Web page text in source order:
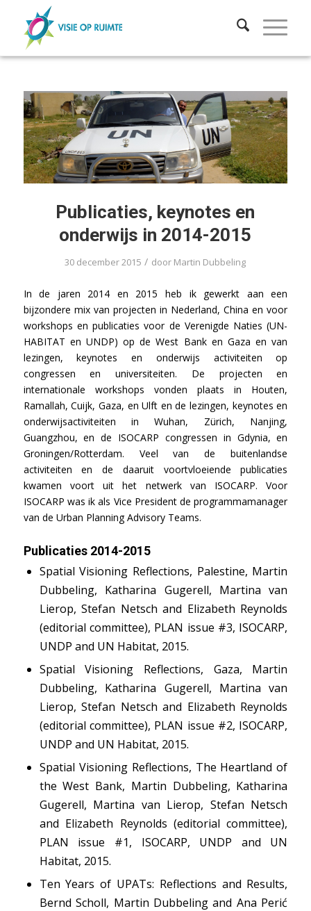
Publicaties, keynotes en
onderwijs in 2014-2015
30 december 2015 / door Martin Dubbeling
In de jaren 2014 en 2015 heb ik gewerkt aan een
bijzondere mix van projecten in Nederland, China en voor
workshops en publicaties voor de Verenigde Naties (UN-
HABITAT en UNDP) op de West Bank en Gaza en van
lezingen, keynotes en onderwijs activiteiten op
congressen en universiteiten. De projecten en
internationale workshops vonden plaats in Houten,
Ramallah, Cuijk, Gaza, en Ulft en de lezingen, keynotes en
onderwijsactiviteiten in Wuhan, Zürich, Nanjing,
Guangzhou, en de ISOCARP congressen in Gdynia, en
Groningen/Rotterdam. Veel van de buitenlandse
activiteiten en de daaruit voortvloeiende publicaties
kwamen voort uit het netwerk van ISOCARP. Voor
ISOCARP was ik als Vice President de programmamanager
van de Urban Planning Advisory Teams.
Publicaties 2014-2015
Spatial Visioning Reflections, Palestine, Martin
Dubbeling, Katharina Gugerell, Martina van
Lierop, Stefan Netsch and Elizabeth Reynolds
(editorial committee), PLAN issue #3, ISOCARP,
UNDP and UN Habitat, 2015.
Spatial Visioning Reflections, Gaza, Martin
Dubbeling, Katharina Gugerell, Martina van
Lierop, Stefan Netsch and Elizabeth Reynolds
(editorial committee), PLAN issue #2, ISOCARP,
UNDP and UN Habitat, 2015.
Spatial Visioning Reflections, The Heartland of
the West Bank, Martin Dubbeling, Katharina
Gugerell, Martina van Lierop, Stefan Netsch
and Elizabeth Reynolds (editorial committee),
PLAN issue #1, ISOCARP, UNDP and UN
Habitat, 2015.
Ten Years of UPATs: Reflections and Results,
Bernd Scholl, Martin Dubbeling and Ana Perić